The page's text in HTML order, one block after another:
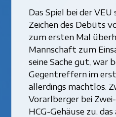
Das Spiel bei der
Zeichen des Debüts
zum ersten Mal
Mannschaft zum
seine Sache gut, war
Gegentreffern im
allerdings machtlos.
Vorarlberger bei
HCG-Gehäuse zu,